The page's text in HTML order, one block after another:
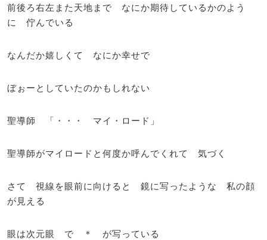
前後ろ右左また天地まで なにか期待しているかのよう
に 佇んでいる
なんだか嬉しくて なにか幸せで
ぼぉーとしていたのかもしれない
聖導師 「・・・ マイ・ロード」
聖導師がマイロードと何度か呼んでくれて 気づく
さて 視線を眼前に向けると 鏡に写ったような 私の顔
が見える
眼は次元眼 で ＊ が写っている